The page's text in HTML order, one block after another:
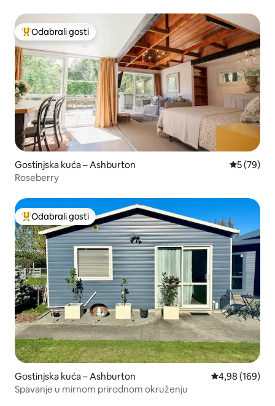
Među najviše rangiranima s oznakom „Odabrali gosti”
Odabrali gosti
Gostinjska kuća – Ashburton Prosječna
5 (79)
Roseberry
Među najviše rangiranima s oznakom „Odabrali gosti”
Odabrali gosti
Gostinjska kuća – Ashburton Prosječna
4,98 (169)
Spavanje u mirnom prirodnom okruženju